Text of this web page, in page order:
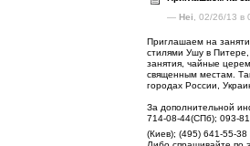
— Hei , 02/26/13 в
Приглашаем на
стилями Ушу в
занятия, чайные
священным местам.
городах России,
За дополнительной
714-08-44(СПб); 093-
(Киев); (495) 641-55-38